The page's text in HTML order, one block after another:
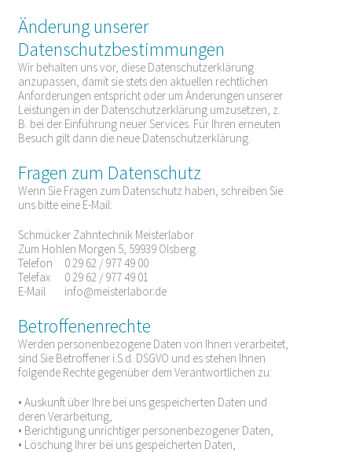
Änderung unserer
Datenschutzbestimmungen
Wir behalten uns vor, diese Datenschutzerklärung
anzupassen, damit sie stets den aktuellen rechtlichen
Anforderungen entspricht oder um Änderungen unserer
Leistungen in der Datenschutzerklärung umzusetzen, z.
B. bei der Einführung neuer Services. Für Ihren erneuten
Besuch gilt dann die neue Datenschutzerklärung.
Fragen zum Datenschutz
Wenn Sie Fragen zum Datenschutz haben, schreiben Sie
uns bitte eine E-Mail:
Schmücker Zahntechnik Meisterlabor
Zum Hohlen Morgen 5, 59939 Olsberg
Telefon 0 29 62 / 977 49 00
Telefax 0 29 62 / 977 49 01
E-Mail
info@meisterlabor.de
Betroffenenrechte
Werden personenbezogene Daten von Ihnen verarbeitet,
sind Sie Betroffener i.S.d. DSGVO und es stehen Ihnen
folgende Rechte gegenüber dem Verantwortlichen zu:
• Auskunft über Ihre bei uns gespeicherten Daten und
deren Verarbeitung,
• Berichtigung unrichtiger personenbezogener Daten,
• Löschung Ihrer bei uns gespeicherten Daten,